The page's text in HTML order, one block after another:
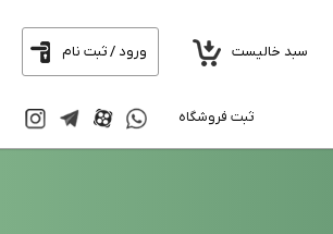
ورود / ثبت نام سبد خالیست
ثبت فروشگاه